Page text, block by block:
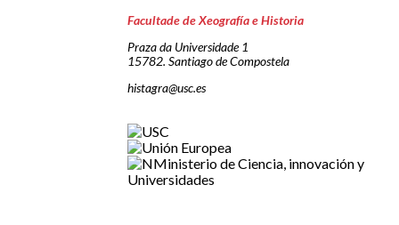
Facultade de Xeografía e Historia
Praza da Universidade 1
15782. Santiago de Compostela
histagra@usc.es